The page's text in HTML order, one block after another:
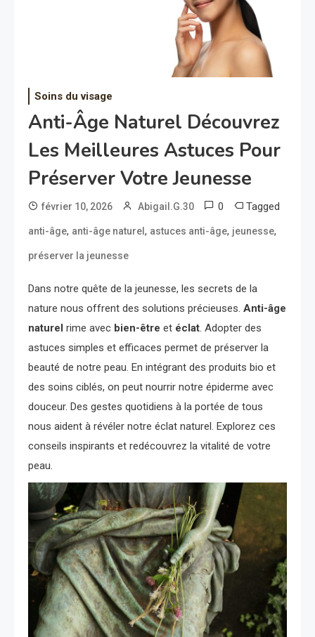
Soins du visage
Anti-Âge Naturel Découvrez
Les Meilleures Astuces Pour
Préserver Votre Jeunesse
février 10, 2026 Abigail.G.30 0 Tagged
anti-âge, anti-âge naturel , astuces anti-âge, jeunesse,
préserver la jeunesse
Dans notre quête de la jeunesse, les secrets de la
nature nous offrent des solutions précieuses. Anti-âge
naturel rime avec bien-être et éclat. Adopter des
astuces simples et efficaces permet de préserver la
beauté de notre peau. En intégrant des produits bio et
des soins ciblés, on peut nourrir notre épiderme avec
douceur. Des gestes quotidiens à la portée de tous
nous aident à révéler notre éclat naturel. Explorez ces
conseils inspirants et redécouvrez la vitalité de votre
peau.